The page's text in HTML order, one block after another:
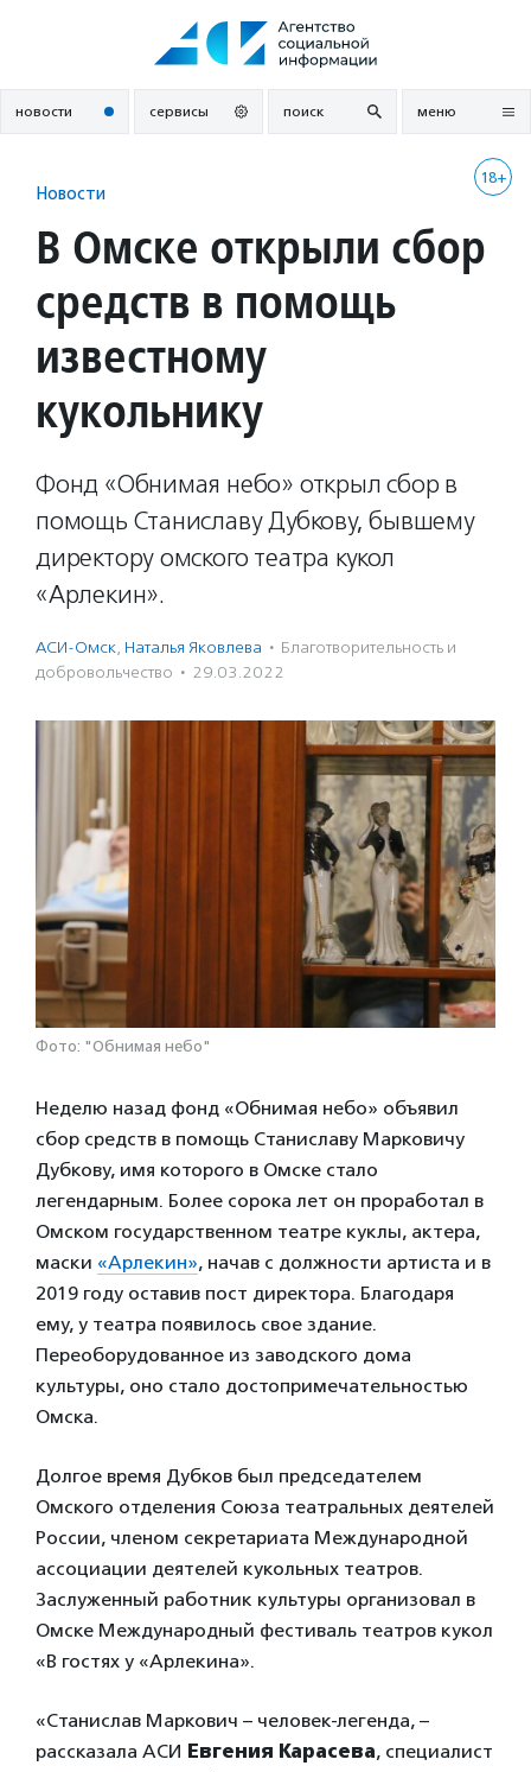
новости сервисы поиск меню
18+
Новости
В Омске открыли сбор
средств в помощь
известному
кукольнику
Фонд «Обнимая небо» открыл сбор в
помощь Станиславу Дубкову, бывшему
директору омского театра кукол
«Арлекин».
АСИ-Омск, Наталья Яковлева · Благотвори­тель­ность и
доброволь­чест­во · 29.03.2022
Фото: "Обнимая небо"
Неделю назад фонд «Обнимая небо» объявил
сбор средств в помощь Станиславу Марковичу
Дубкову, имя которого в Омске стало
легендарным. Более сорока лет он проработал в
Омском государственном театре куклы, актера,
маски «Арлекин», начав с должности артиста и в
2019 году оставив пост директора. Благодаря
ему, у театра появилось свое здание.
Переоборудованное из заводского дома
культуры, оно стало достопримечательностью
Омска.
Долгое время Дубков был председателем
Омского отделения Союза театральных деятелей
России, членом секретариата Международной
ассоциации деятелей кукольных театров.
Заслуженный работник культуры организовал в
Омске Международный фестиваль театров кукол
«В гостях у «Арлекина».
«Станислав Маркович – человек-легенда, –
рассказала АСИ Евгения Карасева, специалист